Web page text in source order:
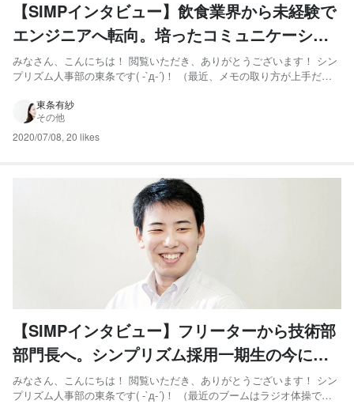
【SIMPインタビュー】飲食業界から未経験で
エンジニアへ転向。培ったコミュニケーショ
ン力＋技術力で、技術部マネージャーへの階
段を上る。
みなさん、こんにちは！ 閲覧いただき、ありがとうございます！ シン
プリズム人事部の東条です( -`д-´)！ （最近、メモの取り方が上手だと
ー 鈴木 慧成さんの紹介です！！ Wantedlyのストーリーでも度々取り
上げさせてもらっている、鈴木さん。（...
東条有紗
その他
2020/07/08, 20 likes
【SIMPインタビュー】フリーターから技術部
部門長へ。シンプリズム採用一期生の今に迫
る・・・！
みなさん、こんにちは！ 閲覧いただき、ありがとうございます！ シン
プリズム人事部の東条です( -`д-´)！ （最近のブームはラジオ体操で